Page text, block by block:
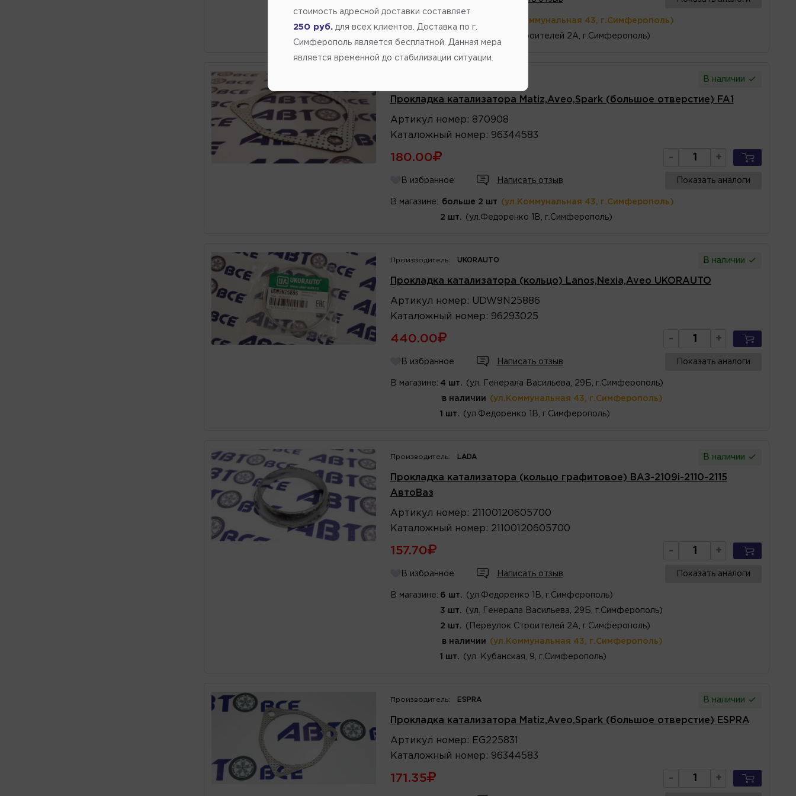
(ул.Коммунальная 43, г.Симферополь)
(Переулок Строителей 2А, г.Симферополь)
В наличии
Прокладка катализатора Matiz,Aveo,Spark (большое отверстие) FA1
Артикул номер : 870908
Каталожный номер : 96344583
180.00 - +
В избранное Написать отзыв Показать аналоги
В магазине: больше 2 шт (ул.Коммунальная 43, г.Симферополь)
2 шт. (ул.Федоренко 1В, г.Симферополь)
Производитель: UKORAUTO В наличии
Прокладка катализатора (кольцо) Lanos,Nexia,Aveo UKORAUTO
Артикул номер : UDW9N25886
Каталожный номер : 96293025
440.00 - +
В избранное Написать отзыв Показать аналоги
В магазине: 4 шт. (ул. Генерала Васильева, 29Б, г.Симферополь)
в наличии (ул.Коммунальная 43, г.Симферополь)
1 шт. (ул.Федоренко 1В, г.Симферополь)
Производитель: LADA В наличии
Прокладка катализатора (кольцо графитовое) ВАЗ-2109i-2110-2115
АвтоВаз
Артикул номер : 21100120605700
Каталожный номер : 21100120605700
157.70 - +
В избранное Написать отзыв Показать аналоги
В магазине: 6 шт. (ул.Федоренко 1В, г.Симферополь)
3 шт. (ул. Генерала Васильева, 29Б, г.Симферополь)
2 шт. (Переулок Строителей 2А, г.Симферополь)
в наличии (ул.Коммунальная 43, г.Симферополь)
1 шт. (ул. Кубанская, 9, г.Симферополь)
Производитель: ESPRA В наличии
Прокладка катализатора Matiz,Aveo,Spark (большое отверстие) ESPRA
Артикул номер : EG225831
Каталожный номер : 96344583
171.35 - +
стоимость адресной доставки составляет
250 руб. для всех клиентов. Доставка по г.
Симферополь является бесплатной. Данная мера
является временной до стабилизации ситуации.